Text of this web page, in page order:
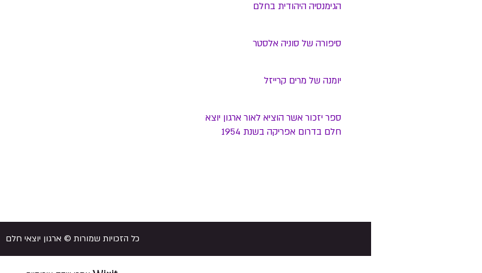
הגימנסיה היהודית בחלם
סיפורה של סוניה אלסטר
יומנה של מרים קרייזל
ספר יזכור אשר הוציא לאור ארגון יוצאי
חלם בדרום אפריקה בשנת 1954
כל הזכויות שמורות © ארגון יוצאי חלם